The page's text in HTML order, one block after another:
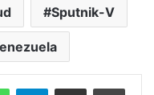
Sputnik-V
WhatsAppTelegramCompartir por correo electrónico